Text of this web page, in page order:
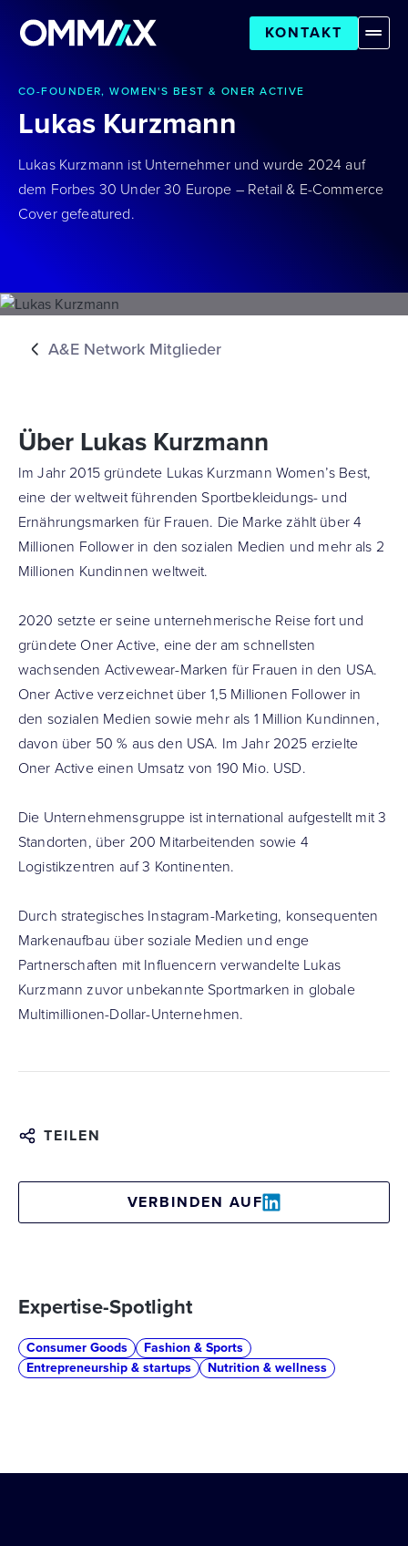
KONTAKT
CO-FOUNDER, WOMEN'S BEST & ONER ACTIVE
Lukas Kurzmann
Lukas Kurzmann ist Unternehmer und wurde 2024 auf
dem Forbes 30 Under 30 Europe – Retail & E-Commerce
Cover gefeatured.
A&E Network Mitglieder
Über Lukas Kurzmann
Im Jahr 2015 gründete Lukas Kurzmann Women’s Best,
eine der weltweit führenden Sportbekleidungs- und
Ernährungsmarken für Frauen. Die Marke zählt über 4
Millionen Follower in den sozialen Medien und mehr als 2
Millionen Kundinnen weltweit.
2020 setzte er seine unternehmerische Reise fort und
gründete Oner Active, eine der am schnellsten
wachsenden Activewear-Marken für Frauen in den USA.
Oner Active verzeichnet über 1,5 Millionen Follower in
den sozialen Medien sowie mehr als 1 Million Kundinnen,
davon über 50 % aus den USA. Im Jahr 2025 erzielte
Oner Active einen Umsatz von 190 Mio. USD.
Die Unternehmensgruppe ist international aufgestellt mit 3
Standorten, über 200 Mitarbeitenden sowie 4
Logistikzentren auf 3 Kontinenten.
Durch strategisches Instagram-Marketing, konsequenten
Markenaufbau über soziale Medien und enge
Partnerschaften mit Influencern verwandelte Lukas
Kurzmann zuvor unbekannte Sportmarken in globale
Multimillionen-Dollar-Unternehmen.
TEILEN
VERBINDEN AUF
Expertise-Spotlight
Consumer Goods
Fashion & Sports
Entrepreneurship & startups
Nutrition & wellness